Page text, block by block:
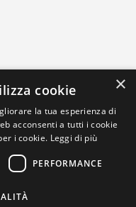
×
cookie
la tua esperienza di
acconsenti a tutti i cookie
i cookie. Leggi di più
PERFORMANCE